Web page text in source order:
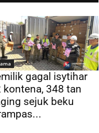
gagal isytihar
kontena, 348 tan
sejuk beku